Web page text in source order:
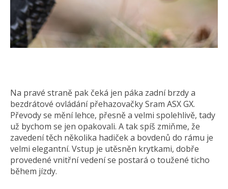
Na pravé straně pak čeká jen páka zadní brzdy a
bezdrátové ovládání přehazovačky Sram ASX GX.
Převody se mění lehce, přesně a velmi spolehlivě, tady
už bychom se jen opakovali. A tak spíš zmiňme, že
zavedení těch několika hadiček a bovdenů do rámu je
velmi elegantní. Vstup je utěsněn krytkami, dobře
provedené vnitřní vedení se postará o toužené ticho
během jízdy.